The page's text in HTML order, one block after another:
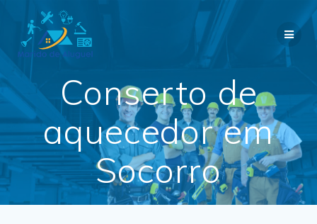
Conserto de
aquecedor em
Socorro